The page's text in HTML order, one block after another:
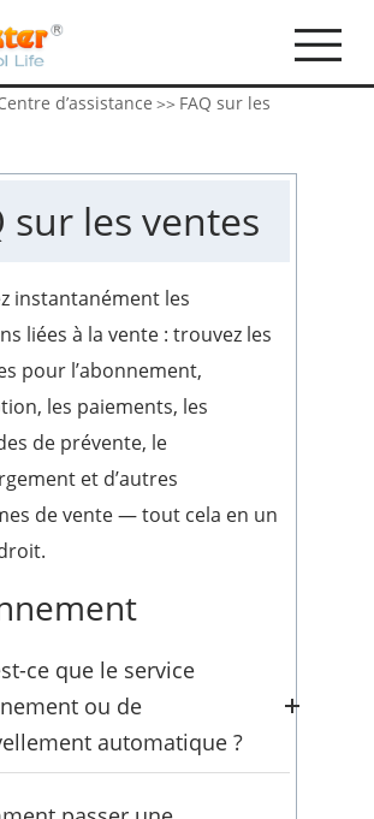
d’assistance >> FAQ sur les
sur les ventes
instantanément les
liées à la vente : trouvez les
pour l’abonnement,
les paiements, les
de prévente, le
et d’autres
de vente — tout cela en un
ce que le service
ou de
automatique ?
comment notre